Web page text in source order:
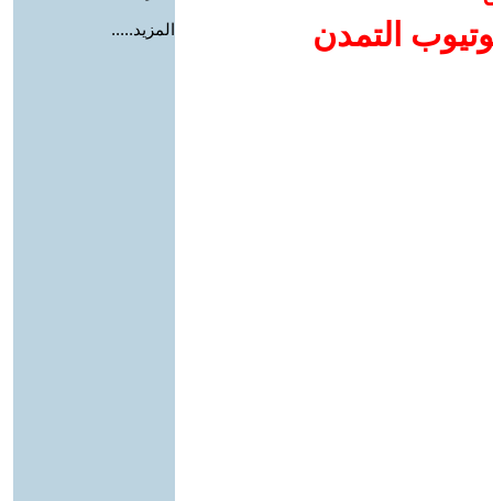
التمدن
المزيد.....